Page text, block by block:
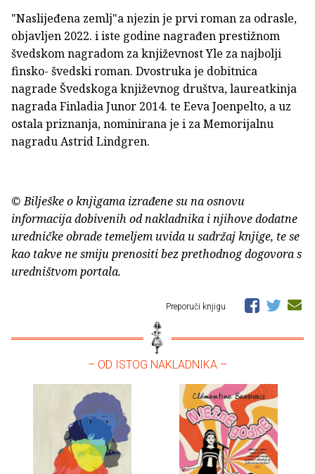
"Naslijeđena zemlj"a njezin je prvi roman za odrasle,
objavljen 2022. i iste godine nagrađen prestižnom
švedskom nagradom za književnost Yle za najbolji
finsko- švedski roman. Dvostruka je dobitnica
nagrade Švedskoga književnog društva, laureatkinja
nagrada Finladia Junor 2014. te Eeva Joenpelto, a uz
ostala priznanja, nominirana je i za Memorijalnu
nagradu Astrid Lindgren.
© Bilješke o knjigama izrađene su na osnovu
informacija dobivenih od nakladnika i njihove dodatne
uredničke obrade temeljem uvida u sadržaj knjige, te se
kao takve ne smiju prenositi bez prethodnog dogovora s
uredništvom portala.
Preporuči knjigu
– OD ISTOG NAKLADNIKA –